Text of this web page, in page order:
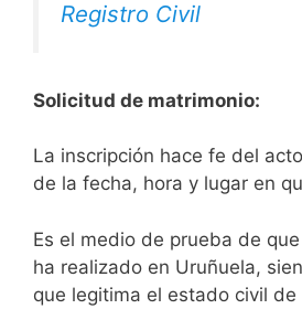
Registro Civil
Solicitud de matrimonio:
La inscripción hace fe del
de la fecha, hora y lugar en
Es el medio de prueba de
ha realizado en Uruñuela,
que legitima el estado civil de